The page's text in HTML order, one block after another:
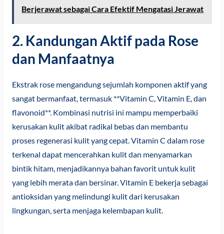
Berjerawat sebagai Cara Efektif Mengatasi Jerawat
2. Kandungan Aktif pada Rose
dan Manfaatnya
Ekstrak rose mengandung sejumlah komponen aktif yang
sangat bermanfaat, termasuk **Vitamin C, Vitamin E, dan
flavonoid**. Kombinasi nutrisi ini mampu memperbaiki
kerusakan kulit akibat radikal bebas dan membantu
proses regenerasi kulit yang cepat. Vitamin C dalam rose
terkenal dapat mencerahkan kulit dan menyamarkan
bintik hitam, menjadikannya bahan favorit untuk kulit
yang lebih merata dan bersinar. Vitamin E bekerja sebagai
antioksidan yang melindungi kulit dari kerusakan
lingkungan, serta menjaga kelembapan kulit.